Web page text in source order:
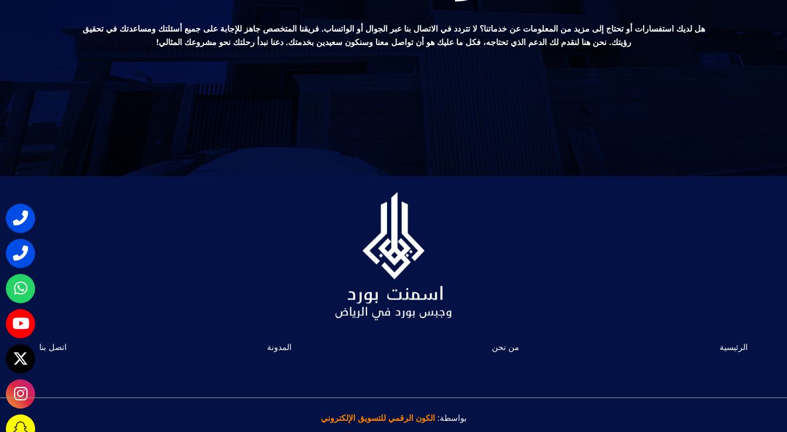
هل لديك استفسارات أو تحتاج إلى مزيد من المعلومات عن خدماتنا؟ لا تتردد في الاتصال بنا عبر الجوال أو الواتساب. فريقنا المتخصص جاهز للإجابة على جميع أسئلتك ومساعدتك في تحقيق
رؤيتك. نحن هنا لنقدم لك الدعم الذي تحتاجه، فكل ما عليك هو أن تواصل معنا وسنكون سعيدين بخدمتك. دعنا نبدأ رحلتك نحو مشروعك المثالي!
الرئيسية من نحن المدونة اتصل بنا
بواسطة:الكون الرقمي للتسويق الإلكتروني